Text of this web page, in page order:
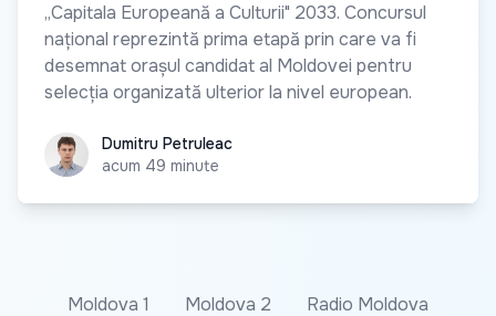
„Capitala Europeană a Culturii" 2033. Concursul
național reprezintă prima etapă prin care va fi
desemnat orașul candidat al Moldovei pentru
selecția organizată ulterior la nivel european.
Dumitru Petruleac
Dumitru Petruleac
acum 49 minute
Moldova 1 Moldova 2
Radio Moldova